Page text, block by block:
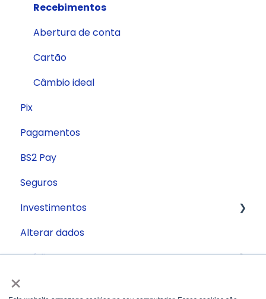
×
Recebimentos
Abertura de conta
Cartão
Câmbio ideal
Pix
Pagamentos
BS2 Pay
Seguros
Investimentos
Conta Remunerada
Alterar dados
Crédito